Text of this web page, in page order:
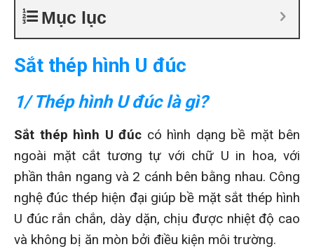
Mục lục
Sắt thép hình U đúc
1/ Thép hình U đúc là gì?
Sắt thép hình U đúc có hình dạng bề mặt bên
ngoài mặt cắt tương tự với chữ U in hoa, với
phần thân ngang và 2 cánh bên bằng nhau. Công
nghệ đúc thép hiện đại giúp bề mặt sắt thép hình
U đúc rắn chắn, dày dặn, chịu được nhiệt độ cao
và không bị ăn mòn bởi điều kiện môi trường.